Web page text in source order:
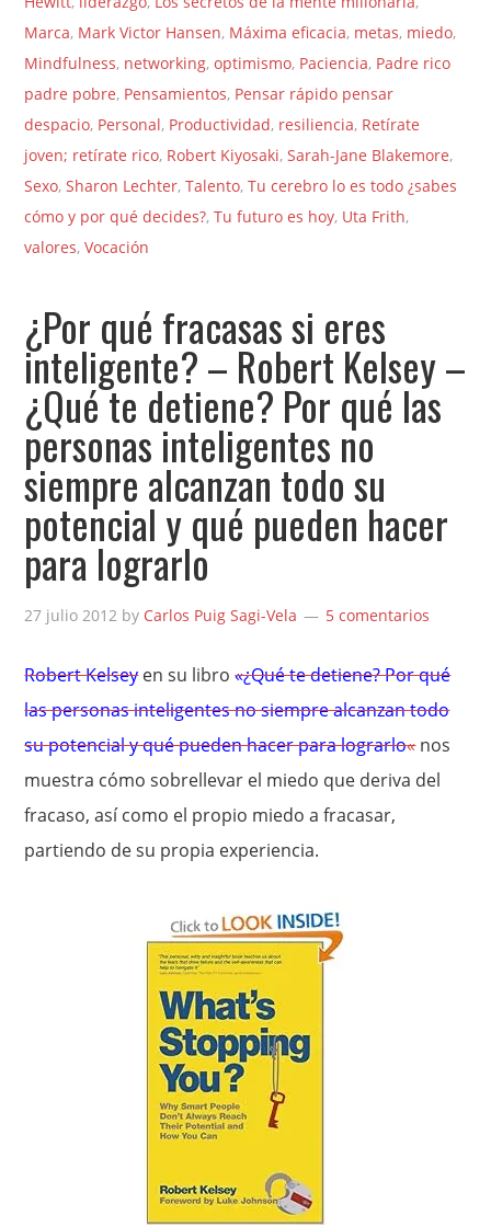
Marca, Mark Victor Hansen, Máxima eficacia, metas, miedo,
Mindfulness, networking,optimismo, Paciencia, Padre rico
padre pobre, Pensamientos, Pensar rápido pensar
despacio, Personal, Productividad, resiliencia, Retírate
joven; retírate rico, Robert Kiyosaki,Sarah-Jane Blakemore,
Sexo,Sharon Lechter,Talento,Tu cerebro lo es todo ¿sabes
cómo y por qué decides?,Tu futuro es hoy, Uta Frith,
valores,Vocación
¿Por qué fracasas si eres
inteligente? – Robert Kelsey –
¿Qué te detiene? Por qué las
personas inteligentes no
siempre alcanzan todo su
potencial y qué pueden hacer
para lograrlo
27 julio 2012 by Carlos Puig Sagi-Vela 5 comentarios
Robert Kelseyen su libro«¿Qué te detiene? Por qué
las personas inteligentes no siempre alcanzan todo
su potencial y qué pueden hacer para lograrlo«nos
muestra cómo sobrellevar el miedo que deriva del
fracaso, así como el propio miedo a fracasar,
partiendo de su propia experiencia.